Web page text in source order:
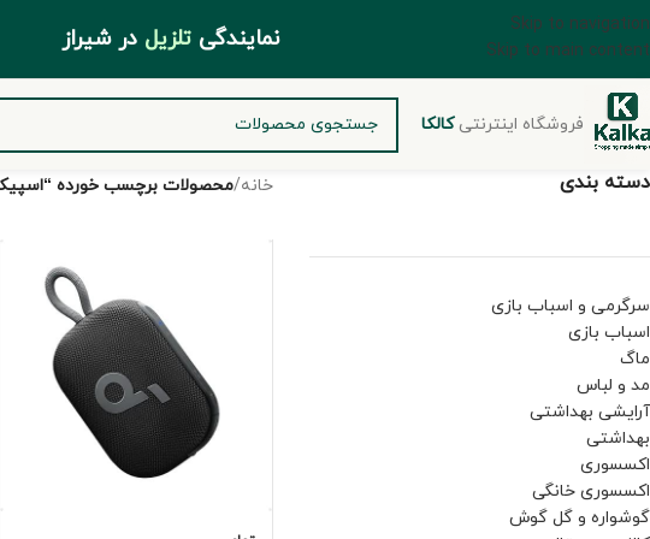
Skip to navigation
Skip to main content
تلزیل
فروشگاه اینترنتیکالکا
دسته بندی
سرگرمی و اسباب بازی
اسباب بازی
ماگ
مد و لباس
آرایشی بهداشتی
بهداشتی
اکسسوری
اکسسوری خانگی
گوشواره و گل گوش
خانه/محصولات برچسب خورده